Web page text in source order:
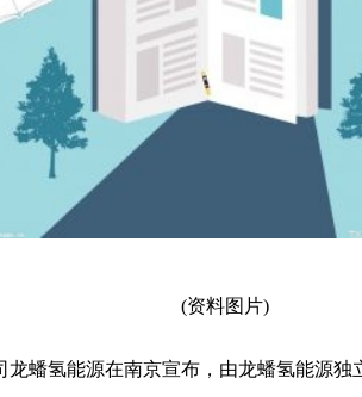
(资料图片)
龙蟠氢能源在南京宣布，由龙蟠氢能源